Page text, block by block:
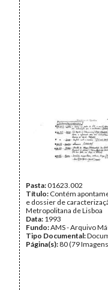
Pasta:01623.002
Título: Contém
e dossier de
Metropolitana de Lisboa
Data: 1993
Fundo:AMS - Arquivo
Tipo Documental:
Página(s): 80 (79